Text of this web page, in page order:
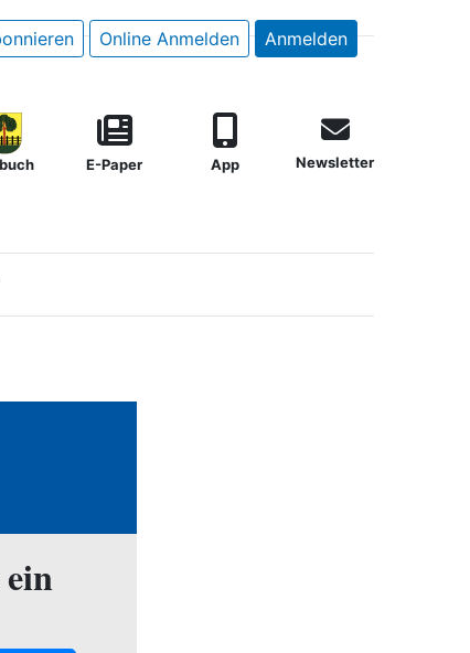
Online Anmelden Anmelden
E-Paper App Newsletter